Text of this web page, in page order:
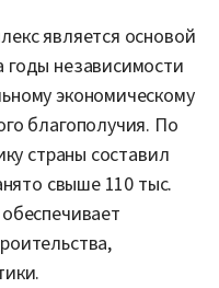
является основой
независимости
экономическому
благополучия. По
страны составил
свыше 110 тыс.